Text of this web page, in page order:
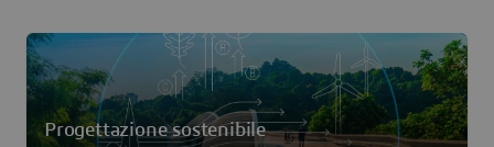
Progettazione sostenibile